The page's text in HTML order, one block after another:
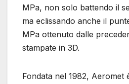
MPa, non solo battendo il
ma eclissando anche il
MPa ottenuto dalle
stampate in 3D.
Fondata nel 1982, Aeromet